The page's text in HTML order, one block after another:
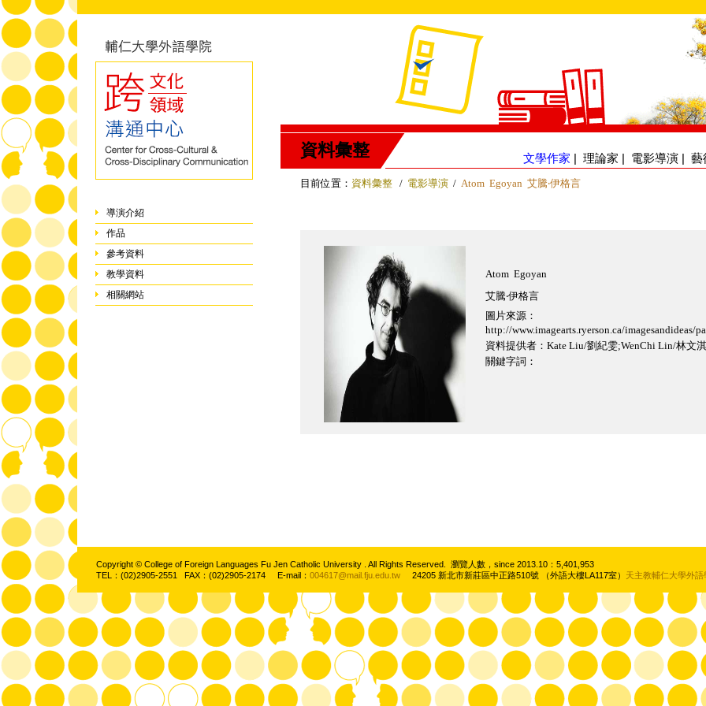
導演介紹
作品
參考資料
教學資料
相關網站
資料彙整 文學作家 | 理論家 | 電影導演| 藝
目前位置： 資料彙整/ 電影導演/ Atom Egoyan 艾騰‧伊格言
Atom Egoyan
艾騰‧伊格言
圖片來源：
http://www.imagearts.ryerson.ca/imagesandideas/
資料提供者：Kate Liu/劉紀雯;WenChi Lin/林文
關鍵字詞：
Copyright © College of Foreign Languages Fu Jen Catholic University . All Rights Reserved. 瀏覽人數，since 2013.10：5,401,953
TEL：(02)2905-2551 FAX：(02)2905-2174 E-mail： 004617@mail.fju.edu.tw24205 新北市新莊區中正路510號 （外語大樓LA117室） 天主教輔仁大學外語